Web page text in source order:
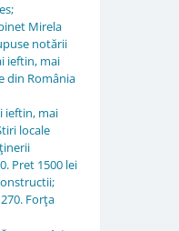
Mirela
notării
ieftin, mai
din România
ieftin, mai
locale
Pret 1500 lei
Forţa